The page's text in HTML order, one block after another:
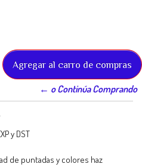
← o Continúa Comprando
y DST
de puntadas y colores haz